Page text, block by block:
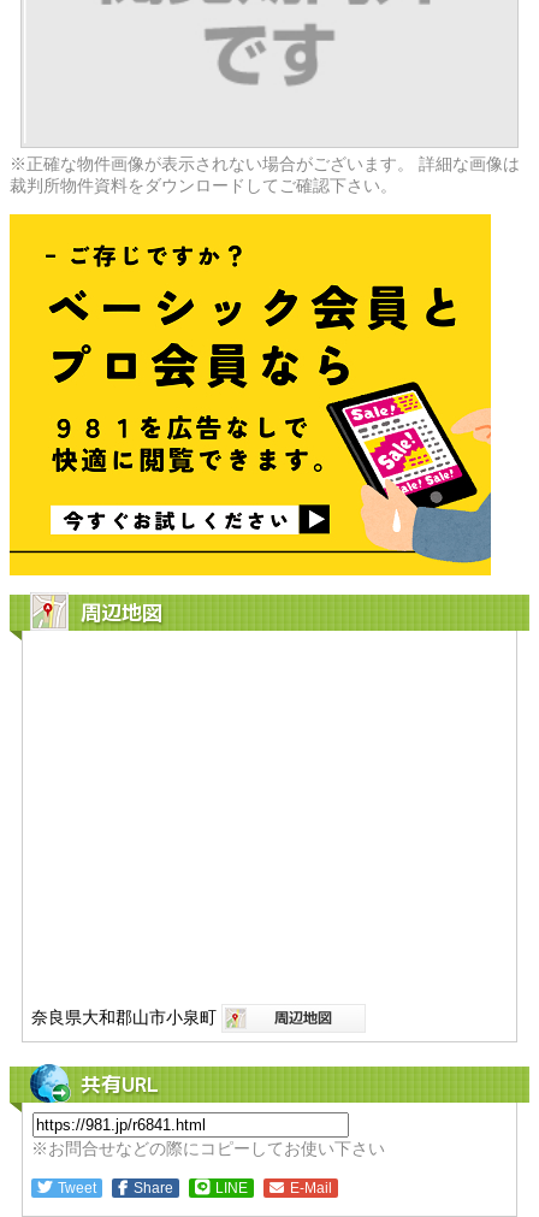
※正確な物件画像が表示されない場合がございます。 詳細な画像は
裁判所物件資料をダウンロードしてご確認下さい。
周辺地図
奈良県大和郡山市小泉町
共有URL
※お問合せなどの際にコピーしてお使い下さい
Tweet Share LINE E-Mail